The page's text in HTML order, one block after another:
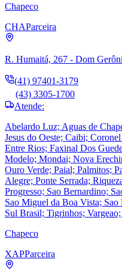
Chapeco
CHAParceira
R. Humaitá, 267 - Dom
(41) 97401-3179
(43) 3305-1700
Atende:
Abelardo Luz; Aguas de
Jesus do Oeste; Caibi;
Entre Rios; Faxinal Dos
Modelo; Mondai; Nova
Ouro Verde; Paial; Palmitos;
Alegre; Ponte Serrada;
Progresso; Sao Bernardino;
Sao Miguel da Boa Vista; Sao
Sul Brasil; Tigrinhos;
Chapeco
XAPParceira